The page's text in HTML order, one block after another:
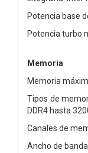
Potencia base
Potencia turbo
Memoria
Memoria
Tipos de
DDR4 hasta
Canales de
Ancho de